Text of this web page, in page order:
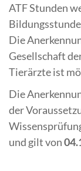
ATF Stunden
Die
Gesellschaft
Tierärzte ist
Die
der
und gilt von